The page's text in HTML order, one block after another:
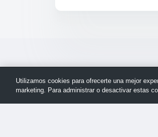
Utilizamos cookies para ofrecerte una mejor
marketing. Para administrar o desactivar estas